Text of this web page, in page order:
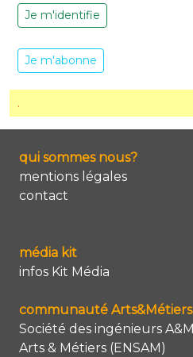
Je m'identifie
Je m'abonne
.
qui sommes nous?
mentions légales
contact
média kit
infos Kit Média
communauté Arts&Métiers
Société des ingénieurs A&M
Arts & Métiers (ENSAM)